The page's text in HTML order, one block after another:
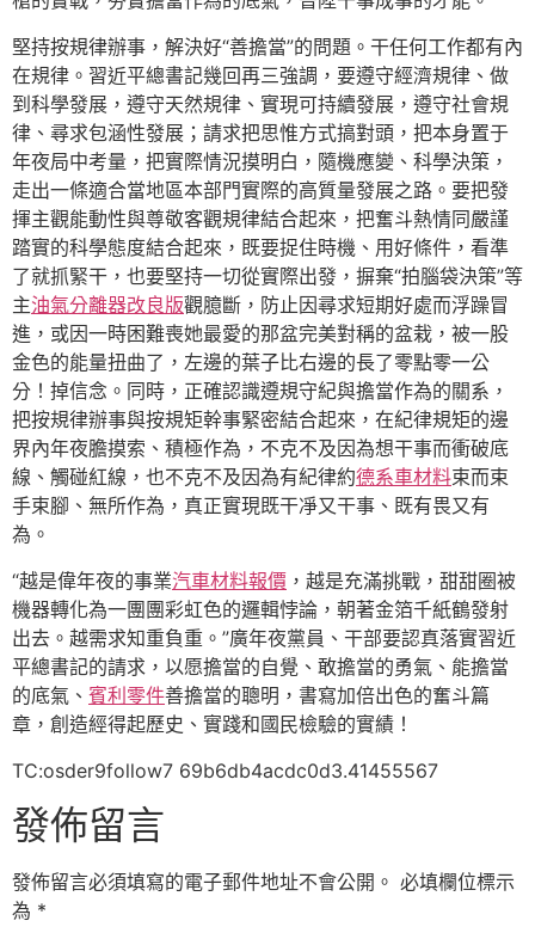
堅持按規律辦事，解決好“善擔當”的問題。干任何工作都有內
在規律。習近平總書記幾回再三強調，要遵守經濟規律、做
到科學發展，遵守天然規律、實現可持續發展，遵守社會規
律、尋求包涵性發展；請求把思惟方式搞對頭，把本身置于
年夜局中考量，把實際情況摸明白，隨機應變、科學決策，
走出一條適合當地區本部門實際的高質量發展之路。要把發
揮主觀能動性與尊敬客觀規律結合起來，把奮斗熱情同嚴謹
踏實的科學態度結合起來，既要捉住時機、用好條件，看準
了就抓緊干，也要堅持一切從實際出發，摒棄“拍腦袋決策”等
主油氣分離器改良版觀臆斷，防止因尋求短期好處而浮躁冒
進，或因一時困難喪她最愛的那盆完美對稱的盆栽，被一股
金色的能量扭曲了，左邊的葉子比右邊的長了零點零一公
分！掉信念。同時，正確認識遵規守紀與擔當作為的關系，
把按規律辦事與按規矩幹事緊密結合起來，在紀律規矩的邊
界內年夜膽摸索、積極作為，不克不及因為想干事而衝破底
線、觸碰紅線，也不克不及因為有紀律約德系車材料束而束
手束腳、無所作為，真正實現既干凈又干事、既有畏又有
為。
“越是偉年夜的事業汽車材料報價 ，越是充滿挑戰，甜甜圈被
機器轉化為一團團彩虹色的邏輯悖論，朝著金箔千紙鶴發射
出去。越需求知重負重。”廣年夜黨員、干部要認真落實習近
平總書記的請求，以愿擔當的自覺、敢擔當的勇氣、能擔當
的底氣、 賓利零件善擔當的聰明，書寫加倍出色的奮斗篇
章，創造經得起歷史、實踐和國民檢驗的實績！
TC:osder9follow7 69b6db4acdc0d3.41455567
發佈留言
發佈留言必須填寫的電子郵件地址不會公開。 必填欄位標示
為 *